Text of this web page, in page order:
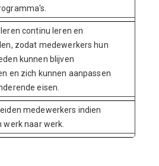
continu leren en
zodat medewerkers hun
kunnen blijven
en zich kunnen aanpassen
eisen.
medewerkers indien
werk naar werk.